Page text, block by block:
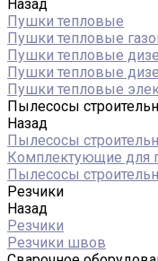
Назад
Пушки тепловые
Пушки тепловые
Пушки тепловые
Пушки тепловые
Пушки тепловые
Пылесосы
Назад
Пылесосы
Комплектующие для
Пылесосы
Резчики
Назад
Резчики
Резчики швов